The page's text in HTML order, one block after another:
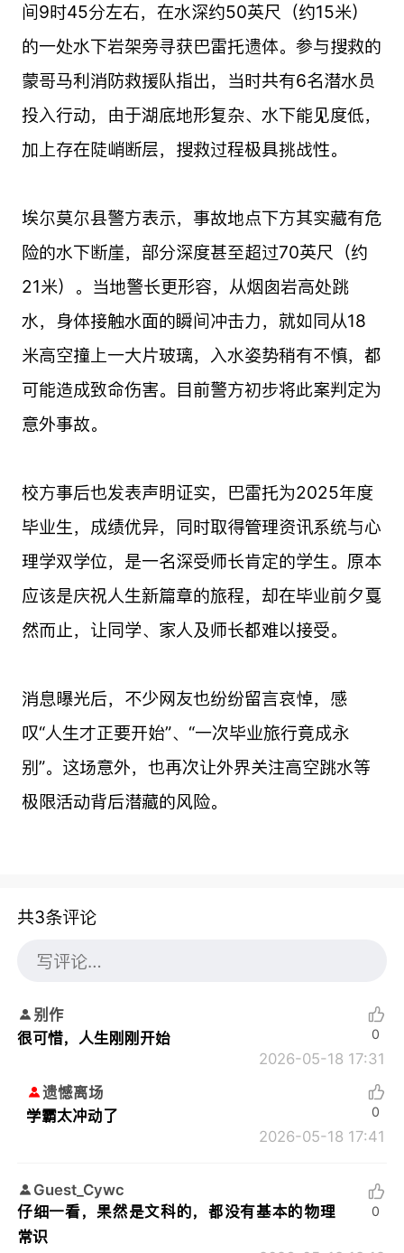
间9时45分左右，在水深约50英尺（约15米）
的一处水下岩架旁寻获巴雷托遗体。参与搜救的
蒙哥马利消防救援队指出，当时共有6名潜水员
投入行动，由于湖底地形复杂、水下能见度低，
加上存在陡峭断层，搜救过程极具挑战性。
埃尔莫尔县警方表示，事故地点下方其实藏有危
险的水下断崖，部分深度甚至超过70英尺（约
21米）。当地警长更形容，从烟囱岩高处跳
水，身体接触水面的瞬间冲击力，就如同从18
米高空撞上一大片玻璃，入水姿势稍有不慎，都
可能造成致命伤害。目前警方初步将此案判定为
意外事故。
校方事后也发表声明证实，巴雷托为2025年度
毕业生，成绩优异，同时取得管理资讯系统与心
理学双学位，是一名深受师长肯定的学生。原本
应该是庆祝人生新篇章的旅程，却在毕业前夕戛
然而止，让同学、家人及师长都难以接受。
消息曝光后，不少网友也纷纷留言哀悼，感
叹“人生才正要开始”、“一次毕业旅行竟成永
别”。这场意外，也再次让外界关注高空跳水等
极限活动背后潜藏的风险。
共3条评论
别作
很可惜，人生刚刚开始
2026-05-18 17:31
0
遗憾离场
学霸太冲动了
2026-05-18 17:41
0
Guest_Cywc
仔细一看，果然是文科的，都没有基本的物理
常识
0